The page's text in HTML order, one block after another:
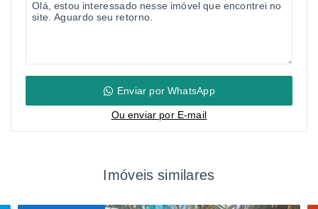
Enviar por WhatsApp
Ou enviar por E-mail
Imóveis similares